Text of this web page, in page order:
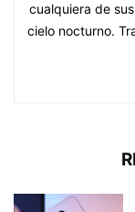
cualquiera de
cielo nocturno.